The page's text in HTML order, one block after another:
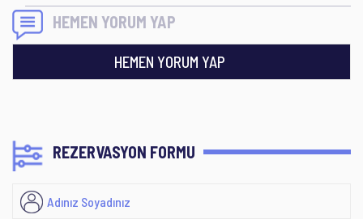
HEMEN YORUM YAP
HEMEN YORUM YAP
REZERVASYON FORMU